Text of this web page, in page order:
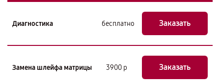
Диагностика бесплатно Заказать
Замена шлейфа матрицы 3900 р Заказать